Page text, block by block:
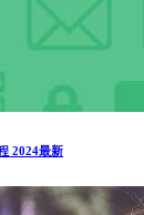
2024最新